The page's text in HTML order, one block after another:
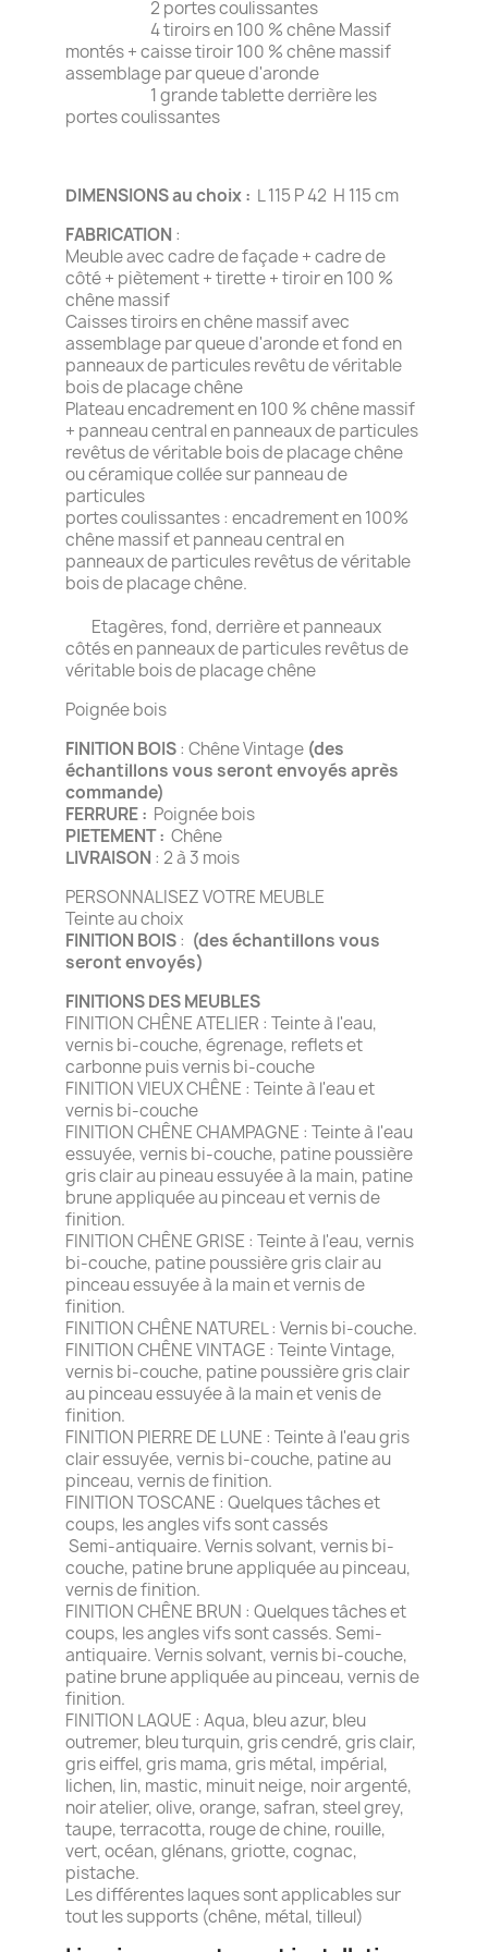
2 portes coulissantes
4 tiroirs en 100 % chêne Massif
montés + caisse tiroir 100 % chêne massif
assemblage par queue d'aronde
1 grande tablette derrière les
portes coulissantes
DIMENSIONS au choix : L 115 P 42 H 115 cm
FABRICATION :
Meuble avec cadre de façade + cadre de
côté + piètement + tirette + tiroir en 100 %
chêne massif
Caisses tiroirs en chêne massif avec
assemblage par queue d'aronde et fond en
panneaux de particules revêtu de véritable
bois de placage chêne
Plateau encadrement en 100 % chêne massif
+ panneau central en panneaux de particules
revêtus de véritable bois de placage chêne
ou céramique collée sur panneau de
particules
portes coulissantes : encadrement en 100%
chêne massif et panneau central en
panneaux de particules revêtus de véritable
bois de placage chêne.
Etagères, fond, derrière et panneaux
côtés en panneaux de particules revêtus de
véritable bois de placage chêne
Poignée bois
FINITION BOIS: Chêne Vintage (des
échantillons vous seront envoyés après
commande)
FERRURE : Poignée bois
PIETEMENT : Chêne
LIVRAISON : 2 à 3 mois
PERSONNALISEZ VOTRE MEUBLE
Teinte au choix
FINITION BOIS: (des échantillons vous
seront envoyés)
FINITIONS DES MEUBLES
FINITION CHÊNE ATELIER : Teinte à l'eau,
vernis bi-couche, égrenage, reflets et
carbonne puis vernis bi-couche
FINITION VIEUX CHÊNE : Teinte à l'eau et
vernis bi-couche
FINITION CHÊNE CHAMPAGNE : Teinte à l'eau
essuyée, vernis bi-couche, patine poussière
gris clair au pineau essuyée à la main, patine
brune appliquée au pinceau et vernis de
finition.
FINITION CHÊNE GRISE : Teinte à l'eau, vernis
bi-couche, patine poussière gris clair au
pinceau essuyée à la main et vernis de
finition.
FINITION CHÊNE NATUREL : Vernis bi-couche.
FINITION CHÊNE VINTAGE : Teinte Vintage,
vernis bi-couche, patine poussière gris clair
au pinceau essuyée à la main et venis de
finition.
FINITION PIERRE DE LUNE : Teinte à l'eau gris
clair essuyée, vernis bi-couche, patine au
pinceau, vernis de finition.
FINITION TOSCANE : Quelques tâches et
coups, les angles vifs sont cassés
Semi-antiquaire. Vernis solvant, vernis bi-
couche, patine brune appliquée au pinceau,
vernis de finition.
FINITION CHÊNE BRUN : Quelques tâches et
coups, les angles vifs sont cassés. Semi-
antiquaire. Vernis solvant, vernis bi-couche,
patine brune appliquée au pinceau, vernis de
finition.
FINITION LAQUE : Aqua, bleu azur, bleu
outremer, bleu turquin, gris cendré, gris clair,
gris eiffel, gris mama, gris métal, impérial,
lichen, lin, mastic, minuit neige, noir argenté,
noir atelier, olive, orange, safran, steel grey,
taupe, terracotta, rouge de chine, rouille,
vert, océan, glénans, griotte, cognac,
pistache.
Les différentes laques sont applicables sur
tout les supports (chêne, métal, tilleul)